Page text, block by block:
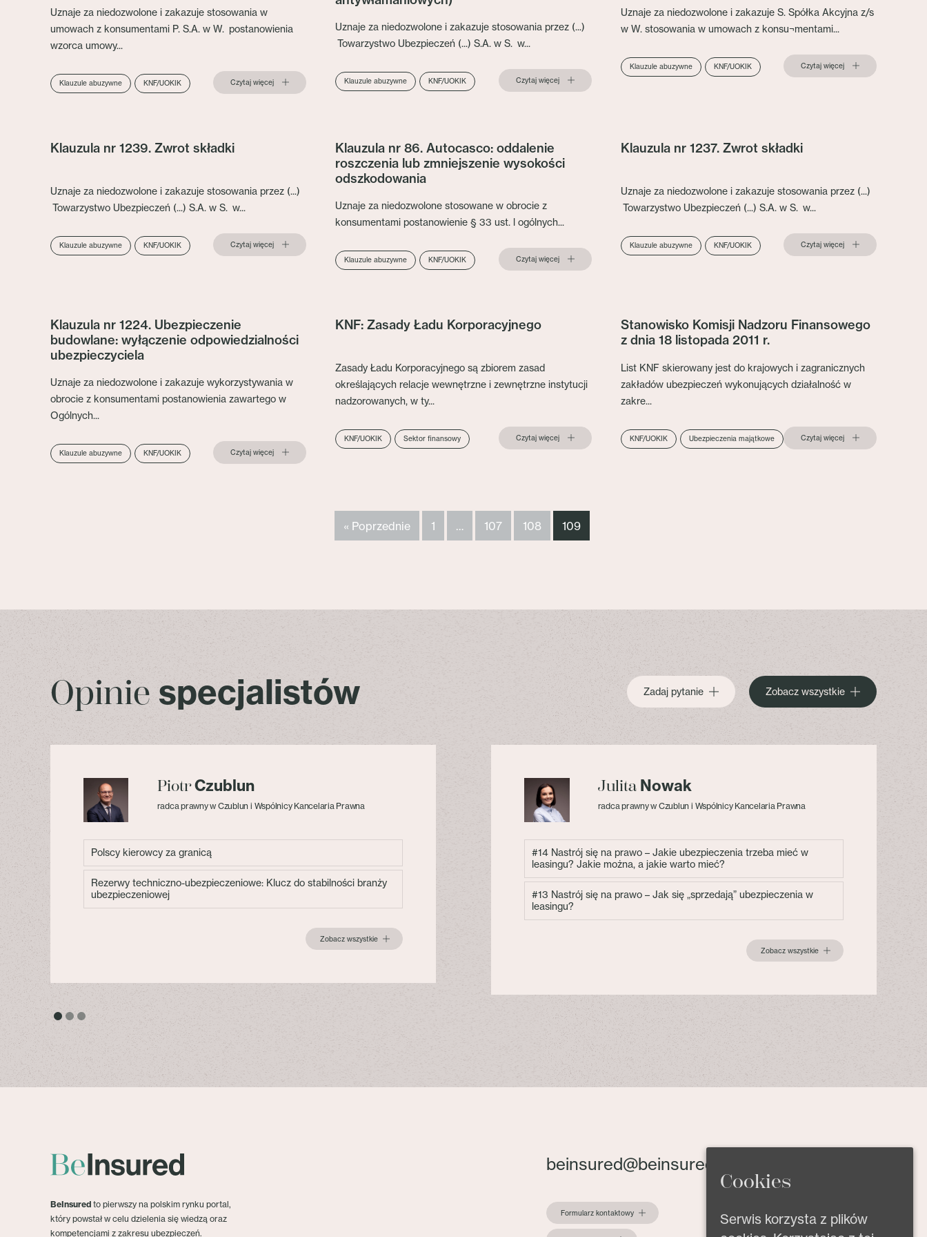
Uznaje za niedozwolone i zakazuje stosowania w
umowach z konsumentami P. S.A. w W. postanowienia
wzorca umowy...
Klauzule abuzywne KNF/UOKIK Czytaj więcej
Uznaje za niedozwolone i zakazuje stosowania przez (...)
Towarzystwo Ubezpieczeń (...) S.A. w S. w...
Klauzule abuzywne KNF/UOKIK Czytaj więcej
Uznaje za niedozwolone i zakazuje S. Spółka Akcyjna z/s
w W. stosowania w umowach z konsu¬mentami...
Klauzule abuzywne KNF/UOKIK Czytaj więcej
Klauzula nr 1239. Zwrot składki
Uznaje za niedozwolone i zakazuje stosowania przez (...)
Towarzystwo Ubezpieczeń (...) S.A. w S. w...
Klauzule abuzywne KNF/UOKIK Czytaj więcej
Klauzula nr 86. Autocasco: oddalenie
roszczenia lub zmniejszenie wysokości
odszkodowania
Uznaje za niedozwolone stosowane w obrocie z
konsumentami postanowienie § 33 ust. l ogólnych...
Klauzule abuzywne KNF/UOKIK Czytaj więcej
Klauzula nr 1237. Zwrot składki
Uznaje za niedozwolone i zakazuje stosowania przez (...)
Towarzystwo Ubezpieczeń (...) S.A. w S. w...
Klauzule abuzywne KNF/UOKIK Czytaj więcej
Klauzula nr 1224. Ubezpieczenie
budowlane: wyłączenie odpowiedzialności
ubezpieczyciela
Uznaje za niedozwolone i zakazuje wykorzystywania w
obrocie z konsumentami postanowienia zawartego w
Ogólnych...
Klauzule abuzywne KNF/UOKIK Czytaj więcej
KNF: Zasady Ładu Korporacyjnego
Zasady Ładu Korporacyjnego są zbiorem zasad
określających relacje wewnętrzne i zewnętrzne instytucji
nadzorowanych, w ty...
KNF/UOKIK Sektor finansowy Czytaj więcej
Stanowisko Komisji Nadzoru Finansowego
z dnia 18 listopada 2011 r.
List KNF skierowany jest do krajowych i zagranicznych
zakładów ubezpieczeń wykonujących działalność w
zakre...
KNF/UOKIK Ubezpieczenia majątkowe Czytaj więcej
« Poprzednie 1 … 107 108 109
Opinie specjalistów Zadaj pytanie Zobacz wszystkie
PiotrCzublun
radca prawny w Czublun i Wspólnicy Kancelaria Prawna
Polscy kierowcy za granicą
Rezerwy techniczno-ubezpieczeniowe: Klucz do stabilności branży
ubezpieczeniowej
Zobacz wszystkie
Julita Nowak
radca prawny w Czublun i Wspólnicy Kancelaria Prawna
#14 Nastrój się na prawo – Jakie ubezpieczenia trzeba mieć w
leasingu? Jakie można, a jakie warto mieć?
#13 Nastrój się na prawo – Jak się „sprzedają” ubezpieczenia w
leasingu?
Zobacz wszystkie
BeInsured to pierwszy na polskim rynku portal,
który powstał w celu dzielenia się wiedzą oraz
kompetencjami z zakresu ubezpieczeń.
beinsured@beinsured.pl
Formularz kontaktowy
Cookies
Serwis korzysta z plików